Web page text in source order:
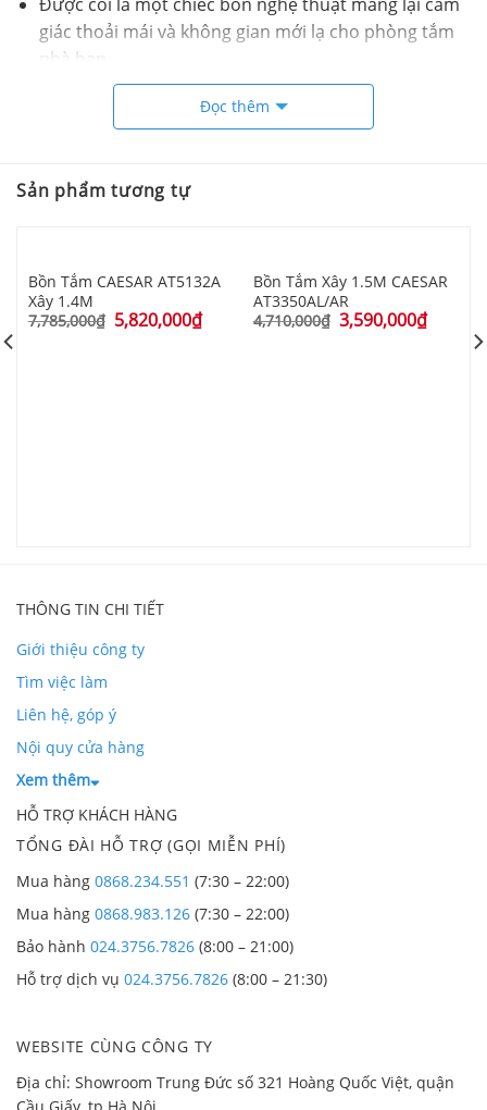
giác thoải mái và không gian mới lạ cho phòng tắm
nhà bạn.
Bản vẽ kỹ thuật Bồn Tắm Massage CAESAR MT3370L/R
1.7M Chân Yếm
Đọc thêm
Sản phẩm tương tự
Bồn Tắm CAESAR AT5132A
Xây 1.4M
7,785,000₫ 5,820,000₫
Bồn Tắm Xây 1.5M CAESAR
AT3350AL/AR
4,710,000₫ 3,590,000₫
THÔNG TIN CHI TIẾT
Giới thiệu công ty
Tìm việc làm
Liên hệ, góp ý
Nội quy cửa hàng
Xem thêm
HỖ TRỢ KHÁCH HÀNG
TỔNG ĐÀI HỖ TRỢ (GỌI MIỄN PHÍ)
Mua hàng 0868.234.551 (7:30 – 22:00)
Mua hàng 0868.983.126 (7:30 – 22:00)
Bảo hành 024.3756.7826 (8:00 – 21:00)
Hỗ trợ dịch vụ 024.3756.7826 (8:00 – 21:30)
WEBSITE CÙNG CÔNG TY
Địa chỉ: Showroom Trung Đức số 321 Hoàng Quốc Việt, quận